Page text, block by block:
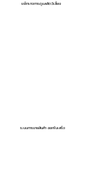
แพ็กเกจการดูแลสัตว์เลี้ยง
ระบบการขายสินค้า ออกใบเสร็จ